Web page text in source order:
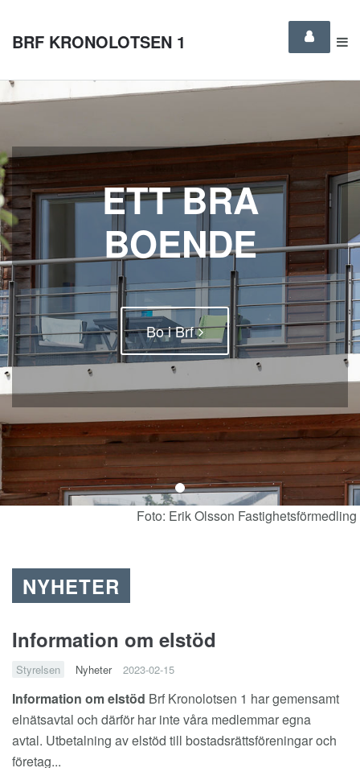
BRF KRONOLOTSEN 1
ETT BRA
BOENDE
Bo i Brf
Foto: Erik Olsson Fastighetsförmedling
NYHETER
Information om elstöd
Styrelsen Nyheter 2023-02-15
Information om elstöd Brf Kronolotsen 1 har gemensamt
elnätsavtal och därför har inte våra medlemmar egna
avtal. Utbetalning av elstöd till bostadsrättsföreningar och
företag...